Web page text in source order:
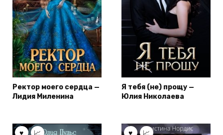
Ректор моего сердца —
Лидия Миленина
Я тебя (не) прощу —
Юлия Николаева